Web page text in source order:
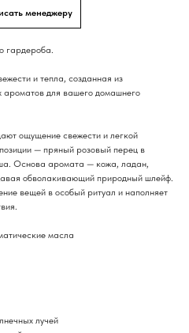
менеджеру
гардероба.
и тепла, созданная из
ароматов для вашего домашнего
ощущение свежести и легкой
— пряный розовый перец в
Основа аромата — кожа, ладан,
обволакивающий природный шлейф.
вещей в особый ритуал и наполняет
масла
лучей